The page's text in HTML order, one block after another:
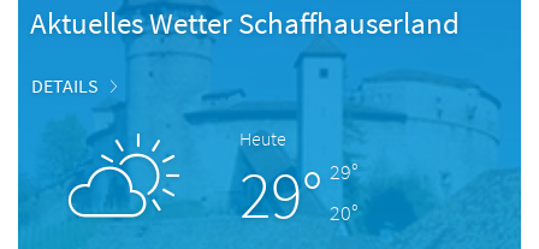
Aktuelles Wetter Schaffhauserland
DETAILS
Heute
29° 29°
20°